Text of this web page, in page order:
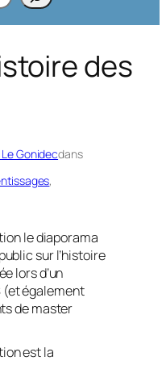
des
Gonidecdans
le diaporama
sur l’histoire
lors d’un
(et également
de master
est la